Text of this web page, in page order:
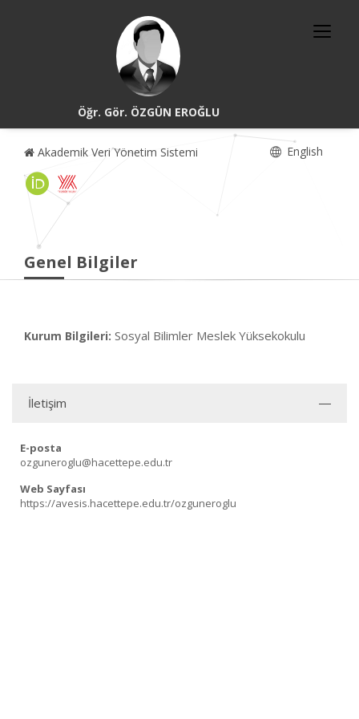
Öğr. Gör. ÖZGÜN EROĞLU
Akademik Veri Yönetim Sistemi English
Genel Bilgiler
Kurum Bilgileri: Sosyal Bilimler Meslek Yüksekokulu
İletişim
E-posta
ozguneroglu@hacettepe.edu.tr
Web Sayfası
https://avesis.hacettepe.edu.tr/ozguneroglu